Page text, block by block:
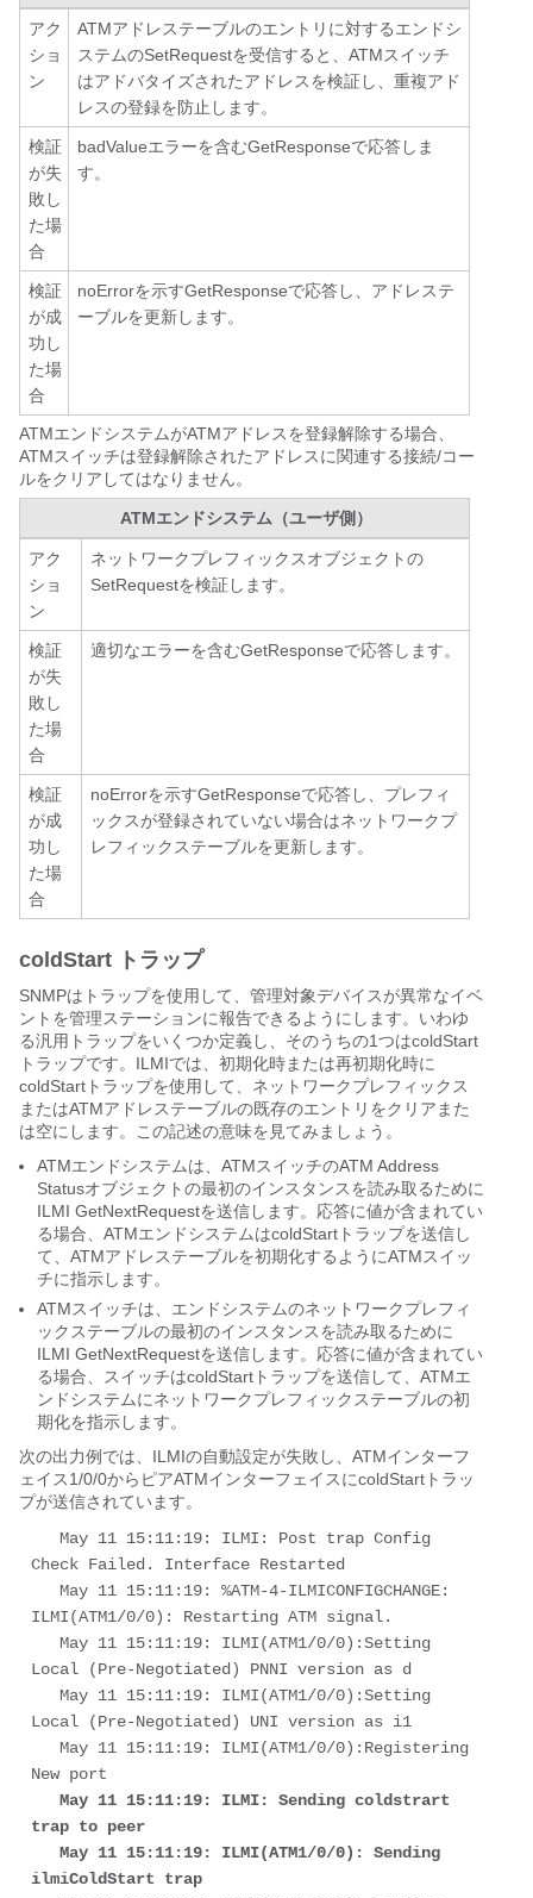
アク
ショ
ン
ATMアドレステーブルのエントリに対するエンドシ
ステムのSetRequestを受信すると、ATMスイッチ
はアドバタイズされたアドレスを検証し、重複アド
レスの登録を防止します。
検証
が失
敗し
た場
合
badValueエラーを含むGetResponseで応答しま
す。
検証
が成
功し
た場
合
noErrorを示すGetResponseで応答し、アドレステ
ーブルを更新します。
ATMエンドシステムがATMアドレスを登録解除する場合、
ATMスイッチは登録解除されたアドレスに関連する接続/コー
ルをクリアしてはなりません。
ATMエンドシステム（ユーザ側）
アク
ショ
ン
ネットワークプレフィックスオブジェクトの
SetRequestを検証します。
検証
が失
敗し
た場
合
適切なエラーを含むGetResponseで応答します。
検証
が成
功し
た場
合
noErrorを示すGetResponseで応答し、プレフィ
ックスが登録されていない場合はネットワークプ
レフィックステーブルを更新します。
coldStart トラップ
SNMPはトラップを使用して、管理対象デバイスが異常なイベ
ントを管理ステーションに報告できるようにします。いわゆ
る汎用トラップをいくつか定義し、そのうちの1つはcoldStart
トラップです。ILMIでは、初期化時または再初期化時に
coldStartトラップを使用して、ネットワークプレフィックス
またはATMアドレステーブルの既存のエントリをクリアまた
は空にします。この記述の意味を見てみましょう。
ATMエンドシステムは、ATMスイッチのATM Address
Statusオブジェクトの最初のインスタンスを読み取るために
ILMI GetNextRequestを送信します。応答に値が含まれてい
る場合、ATMエンドシステムはcoldStartトラップを送信し
て、ATMアドレステーブルを初期化するようにATMスイッ
チに指示します。
ATMスイッチは、エンドシステムのネットワークプレフィ
ックステーブルの最初のインスタンスを読み取るために
ILMI GetNextRequestを送信します。応答に値が含まれてい
る場合、スイッチはcoldStartトラップを送信して、ATMエ
ンドシステムにネットワークプレフィックステーブルの初
期化を指示します。
次の出力例では、ILMIの自動設定が失敗し、ATMインターフ
ェイス1/0/0からピアATMインターフェイスにcoldStartトラッ
プが送信されています。
Check Failed. Interface Restarted
ILMI(ATM1/0/0): Restarting ATM signal.
Local (Pre-Negotiated) PNNI version as d
Local (Pre-Negotiated) UNI version as i1
New port
May 11 15:11:19: ILMI: Sending coldstrart
trap to peer
ilmiColdStart trap